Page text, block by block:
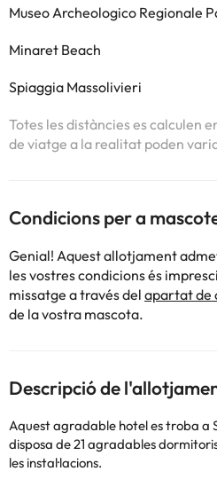
Museo Archeologico Regionale
Minaret Beach
Spiaggia Massolivieri
Totes les distàncies es calculen
de viatge a la realitat poden
Condicions per a
Genial! Aquest allotjament
les vostres condicions és
missatge a través del apartat de
de la vostra mascota.
Descripció de
Aquest agradable hotel es troba a
disposa de 21 agradables
les instal·lacions.